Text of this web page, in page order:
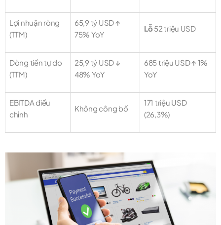
Lợi nhuận ròng
(TTM)
65,9 tỷ USD ↑
75% YoY
Lỗ 52 triệu USD
Dòng tiền tự do
(TTM)
25,9 tỷ USD ↓
48% YoY
685 triệu USD ↑ 1%
YoY
EBITDA điều
chỉnh
Không công bố
171 triệu USD
(26,3%)